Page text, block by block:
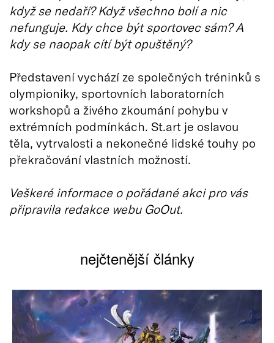
když se nedaří? Když všechno bolí a nic
nefunguje. Kdy chce být sportovec sám? A
kdy se naopak cítí být opuštěný?
Představení vychází ze společných tréninků s
olympioniky, sportovních laboratorních
workshopů a živého zkoumání pohybu v
extrémních podmínkách. St.art je oslavou
těla, vytrvalosti a nekonečné lidské touhy po
překračování vlastních možností.
Veškeré informace o pořádané akci pro vás
připravila redakce webu GoOut.
nejčtenější články